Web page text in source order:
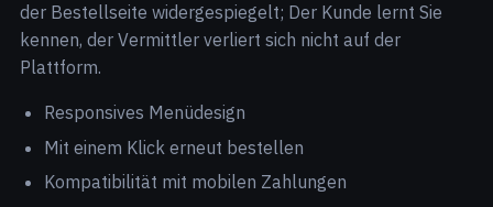
der Bestellseite widergespiegelt; Der Kunde lernt Sie
kennen, der Vermittler verliert sich nicht auf der
Plattform.
Responsives Menüdesign
Mit einem Klick erneut bestellen
Kompatibilität mit mobilen Zahlungen